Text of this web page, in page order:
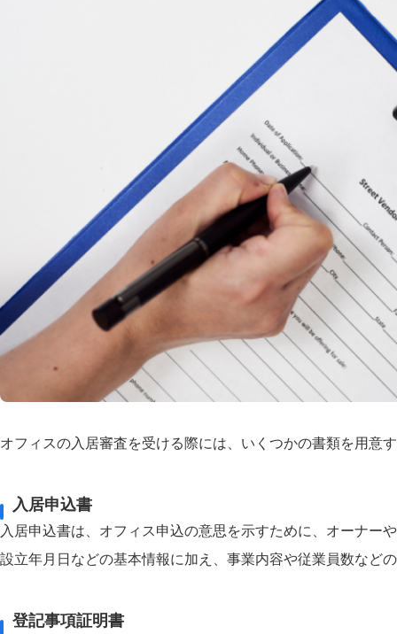
オフィスの入居審査を受ける際には、いくつかの書類を用意
入居申込書
入居申込書は、オフィス申込の意思を示すために、オーナー
設立年月日などの基本情報に加え、事業内容や従業員数など
登記事項証明書